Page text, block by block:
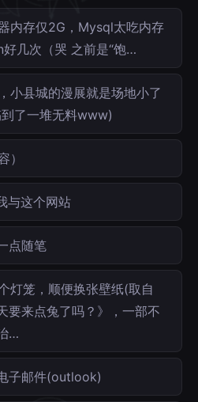
内存仅2G，Mysql太吃内存
几次（哭 之前是“饱…
小县城的漫展就是场地小了
了一堆无料www)
）
与这个网站
点随笔
灯笼，顺便换张壁纸(取自
要来点兔了吗？》，一部不
…
子邮件(outlook)